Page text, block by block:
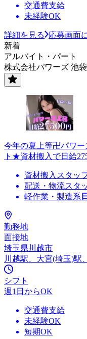
交通費支給
未経験OK
詳細を見る
応募画面
新着
アルバイト・パート
株式会社パワーズ 池
今年の夏上等卍パワ
ト★資材搬入で日給
資材搬入スタッ
配送・物流スタ
軽作業・製造系
勤務地
面接地
埼玉県川越市
川越駅、大宮(埼玉)駅
シフト
週1日からOK
交通費支給
未経験OK
短期OK